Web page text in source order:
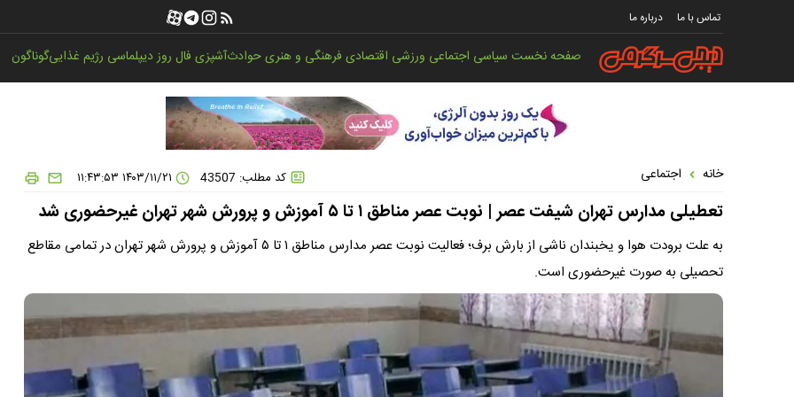
تماس با ما درباره ما
صفحه نخستسیاسی اجتماعی ورزشی اقتصادیفرهنگی و هنریحوادثآشپزیفال روزدیپلماسی رژیم غذاییگوناگون
خانه اجتماعی کد مطلب: 43507
تعطیلی مدارس تهران شیفت عصر | نوبت عصر مناطق ۱ تا ۵ آموزش و پرورش شهر تهران غیرحضوری شد
به علت برودت هوا و یخبندان ناشی از بارش برف؛ فعالیت نوبت عصر مدارس مناطق ۱ تا ۵ آموزش و پرورش شهر تهران در تمامی مقاطع
تحصیلی به صورت غیرحضوری است.